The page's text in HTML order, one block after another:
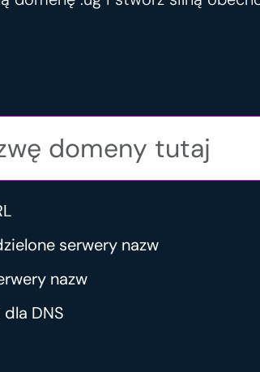
serwery nazw
nazw
dla DNS